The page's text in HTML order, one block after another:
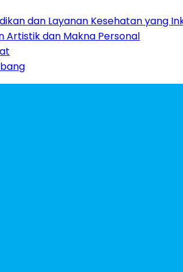
dan Layanan Kesehatan yang
Artistik dan Makna Personal